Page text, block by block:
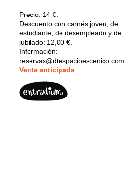
Precio: 14 €.
Descuento con carnés joven, de
estudiante, de desempleado y de
jubilado: 12,00 €.
Información:
reservas@dtespacioescenico.com
Venta anticipada